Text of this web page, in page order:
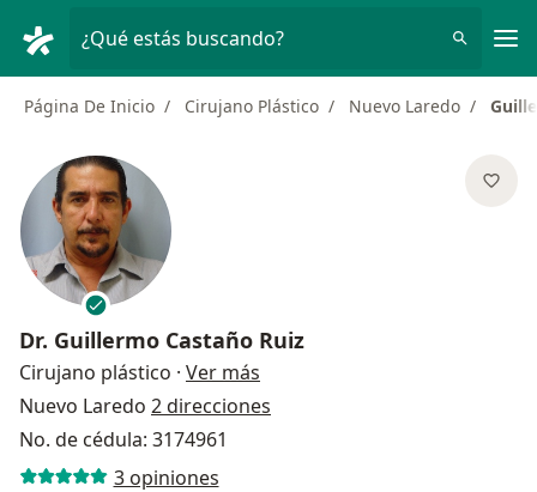
¿Qué estás buscando?
Página De Inicio Cirujano Plástico Nuevo Laredo
Dr. Guillermo Castaño Ruiz
Cirujano plástico · Ver más
Nuevo Laredo 2 direcciones
No. de cédula: 3174961
3 opiniones